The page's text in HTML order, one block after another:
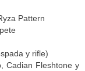
Pattern
y rifle)
Cadian Fleshtone y